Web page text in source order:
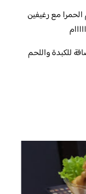
مع رغيفين
للكبدة واللحم